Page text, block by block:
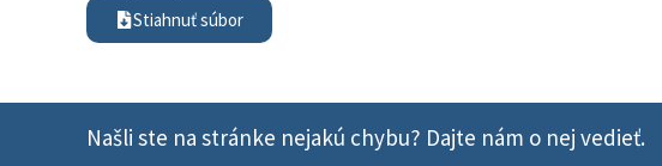
Stiahnuť súbor
Našli ste na stránke nejakú chybu? Dajte nám o nej vedieť.